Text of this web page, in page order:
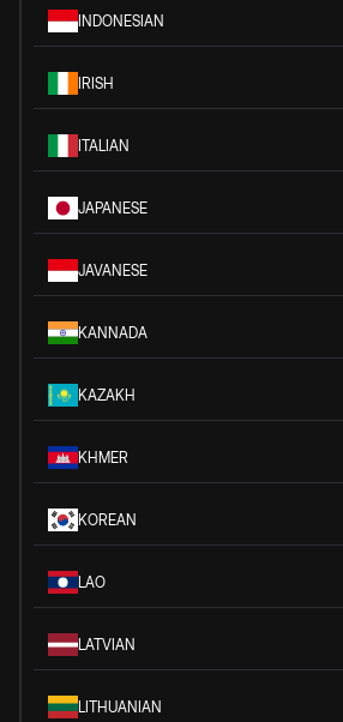
INDONESIAN
IRISH
ITALIAN
JAPANESE
JAVANESE
KANNADA
KAZAKH
KHMER
KOREAN
LAO
LATVIAN
LITHUANIAN